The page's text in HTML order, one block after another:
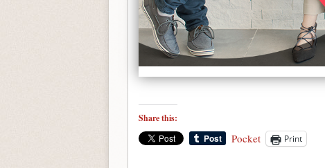
Share this:
Pocket Print